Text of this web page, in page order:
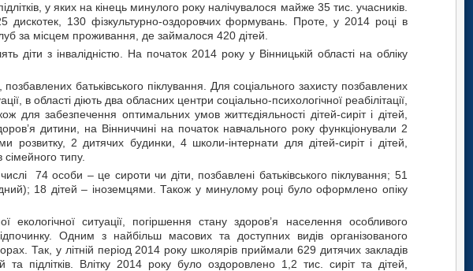
у яких на кінець минулого року налічувалося майже 35 тис. учасників.
дискотек, 130 фізкультурно-оздоровчих формувань. Проте, у 2014 році в
за місцем проживання, де займалося 420 дітей.
діти з інвалідністю. На початок 2014 року у Вінницькій області на обліку
батьківського піклування. Для соціального захисту позбавлених
в області діють два обласних центри соціально-психологічної реабілітації,
забезпечення оптимальних умов життєдіяльності дітей-сиріт і дітей,
дитини, на Вінниччині на початок навчального року функціонували 2
2 дитячих будинки, 4 школи-інтернати для дітей-сиріт і дітей,
типу.
74 особи – це сироти чи діти, позбавлені батьківського піклування; 51
18 дітей – іноземцями. Також у минулому році було оформлено опіку
ситуації, погіршення стану здоров’я населення особливого
Одним з найбільш масових та доступних видів організованого
Так, у літній період 2014 року школярів приймали 629 дитячих закладів
підлітків. Влітку 2014 року було оздоровлено 1,2 тис. сиріт та дітей,